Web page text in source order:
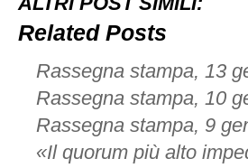
gennaio
Related Posts
Rassegna stampa, 13
Rassegna stampa, 10
Rassegna stampa, 9
«Il quorum più alto